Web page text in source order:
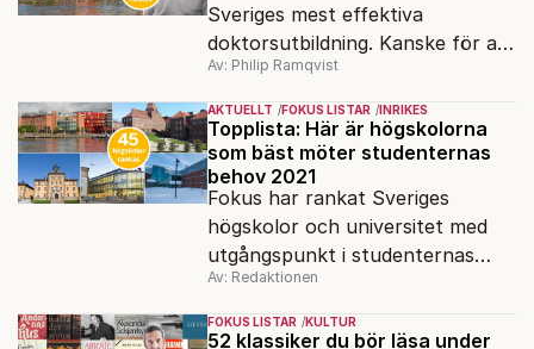
Sveriges mest effektiva
doktorsutbildning. Kanske för att
man hämtat inspiration från
USA?
Av: Philip Ramqvist
AKTUELLT FOKUS LISTAR INRIKES
Topplista: Här är högskolorna
som bäst möter studenternas
behov 2021
Fokus har rankat Sveriges
högskolor och universitet med
utgångspunkt i studenternas
behov. Den 15 april ska anmälan
vara inne.
Av: Redaktionen
FOKUS LISTAR KULTUR
52 klassiker du bör läsa under